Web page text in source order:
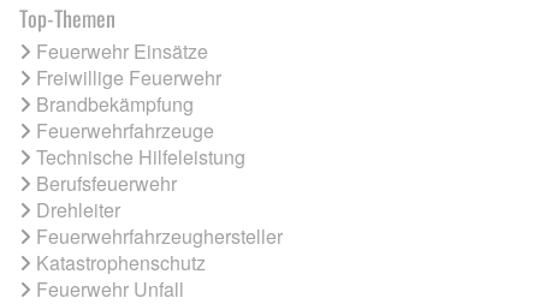
Top-Themen
Feuerwehr Einsätze
Freiwillige Feuerwehr
Brandbekämpfung
Feuerwehrfahrzeuge
Technische Hilfeleistung
Berufsfeuerwehr
Drehleiter
Feuerwehrfahrzeughersteller
Katastrophenschutz
Feuerwehr Unfall